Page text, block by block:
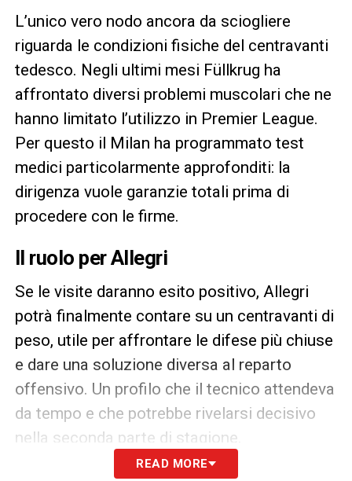
L’unico vero nodo ancora da sciogliere
riguarda le condizioni fisiche del centravanti
tedesco. Negli ultimi mesi Füllkrug ha
affrontato diversi problemi muscolari che ne
hanno limitato l’utilizzo in Premier League.
Per questo il Milan ha programmato test
medici particolarmente approfonditi: la
dirigenza vuole garanzie totali prima di
procedere con le firme.
Il ruolo per Allegri
Se le visite daranno esito positivo, Allegri
potrà finalmente contare su un centravanti di
peso, utile per affrontare le difese più chiuse
e dare una soluzione diversa al reparto
offensivo. Un profilo che il tecnico attendeva
da tempo e che potrebbe rivelarsi decisivo
nella seconda parte di stagione.
READ MORE